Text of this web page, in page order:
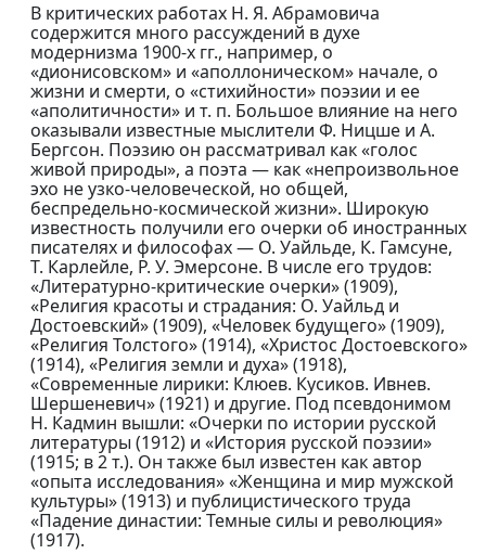
В критических работах Н. Я. Абрамовича
содержится много рассуждений в духе
модернизма 1900-х гг., например, о
«дионисовском» и «аполлоническом» начале, о
жизни и смерти, о «стихийности» поэзии и ее
«аполитичности» и т. п. Большое влияние на него
оказывали известные мыслители Ф. Ницше и А.
Бергсон. Поэзию он рассматривал как «голос
живой природы», а поэта — как «непроизвольное
эхо не узко-человеческой, но общей,
беспредельно-космической жизни». Широкую
известность получили его очерки об иностранных
писателях и философах — О. Уайльде, К. Гамсуне,
Т. Карлейле, Р. У. Эмерсоне. В числе его трудов:
«Литературно-критические очерки» (1909),
«Религия красоты и страдания: О. Уайльд и
Достоевский» (1909), «Человек будущего» (1909),
«Религия Толстого» (1914), «Христос Достоевского»
(1914), «Религия земли и духа» (1918),
«Современные лирики: Клюев. Кусиков. Ивнев.
Шершеневич» (1921) и другие. Под псевдонимом
Н. Кадмин вышли: «Очерки по истории русской
литературы (1912) и «История русской поэзии»
(1915; в 2 т.). Он также был известен как автор
«опыта исследования» «Женщина и мир мужской
культуры» (1913) и публицистического труда
«Падение династии: Темные силы и революция»
(1917).